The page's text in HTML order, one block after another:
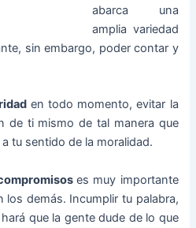
abarca una
amplia variedad
sin embargo, poder contar y
en todo momento, evitar la
de ti mismo de tal manera que
a tu sentido de la moralidad.
es muy importante
los demás. Incumplir tu palabra,
que la gente dude de lo que